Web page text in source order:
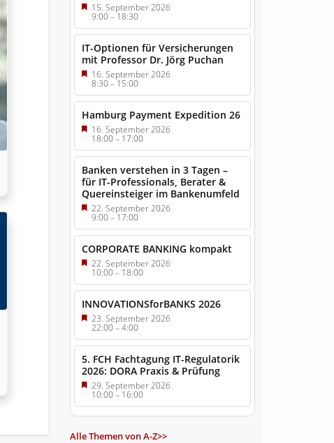
15. September 2026
9:00–18:30
IT-Optionen für Versicherungen
mit Professor Dr. Jörg Puchan
16. September 2026
8:30–15:00
Hamburg Payment Expedition 26
16. September 2026
18:00– 17:00
Banken verstehen in 3 Tagen –
für IT-Professionals, Berater &
Quereinsteiger im Bankenumfeld
22. September 2026
9:00–17:00
CORPORATE BANKING kompakt
22. September 2026
10:00– 18:00
INNOVATIONSforBANKS 2026
23. September 2026
22:00–4:00
5. FCH Fachtagung IT-Regulatorik
2026: DORA Praxis & Prüfung
29. September 2026
10:00– 16:00
Alle Themen von A-Z>>